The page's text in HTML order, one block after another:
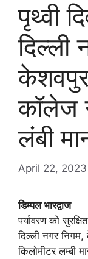
पृथ्वी
दिल्ली
कॉलेज
लंबी
April 22, 2023
डिम्पल भारद्वाज
पर्यावरण को
दिल्ली नगर निगम,
किलोमीटर लम्बी